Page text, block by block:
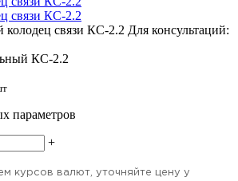
Для консультаций:
КС-2.2
параметров
+
курсов валют, уточняйте цену у